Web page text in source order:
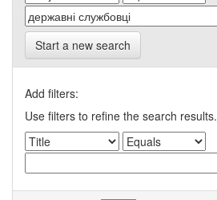
Start a new search
Add filters:
Use filters to refine the search results.